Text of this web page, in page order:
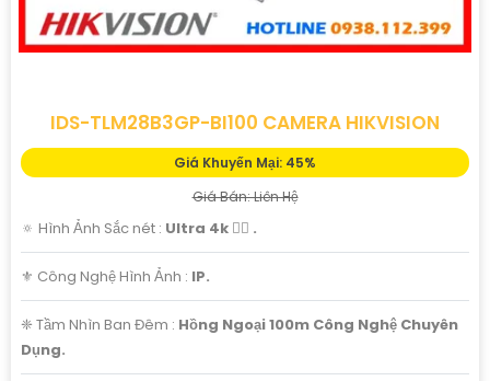
IDS-TLM28B3GP-BI100 CAMERA HIKVISION
Giá Khuyến Mại: 45%
Giá Bán: Liên Hệ
🔅 Hình Ảnh Sắc nét : Ultra 4k 👍🏾 .
⚜️ Công Nghệ Hình Ảnh : IP.
❈ Tầm Nhìn Ban Đêm : Hồng Ngoại 100m Công Nghệ Chuyên
Dụng.